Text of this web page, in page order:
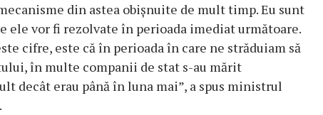
din astea obişnuite de mult timp. Eu sunt
ele vor fi rezolvate în perioada imediat următoare.
cifre, este că în perioada în care ne străduiam să
în multe companii de stat s-au mărit
decât erau până în luna mai”, a spus ministrul